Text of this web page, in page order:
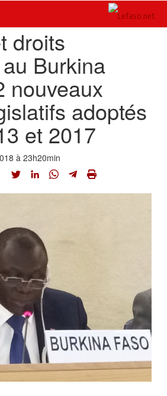
droits
Burkina
nouveaux
adoptés
et 2017
à 23h20min